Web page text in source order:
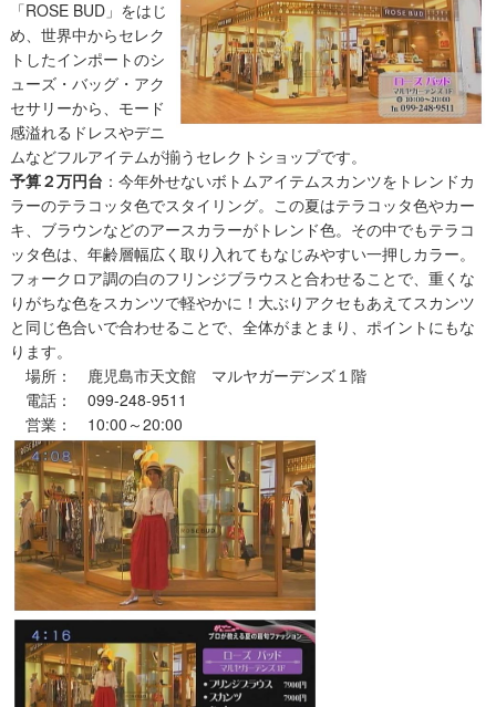
「ROSE BUD」をはじ
め、世界中からセレク
トしたインポートのシ
ューズ・バッグ・アク
セサリーから、モード
感溢れるドレスやデニ
ムなどフルアイテムが揃うセレクトショップです。
予算２万円台 ：今年外せないボトムアイテムスカンツをトレンドカ
ラーのテラコッタ色でスタイリング。この夏はテラコッタ色やカー
キ、ブラウンなどのアースカラーがトレンド色。その中でもテラコ
ッタ色は、年齢層幅広く取り入れてもなじみやすい一押しカラー。
フォークロア調の白のフリンジブラウスと合わせることで、重くな
りがちな色をスカンツで軽やかに！大ぶりアクセもあえてスカンツ
と同じ色合いで合わせることで、全体がまとまり、ポイントにもな
ります。
場所： 鹿児島市天文館 マルヤガーデンズ１階
電話： 099-248-9511
営業： 10:00～20:00